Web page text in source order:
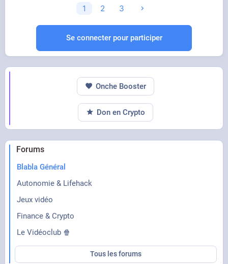
1 2 3
Se connecter pour participer
Forums
Blabla Général
Autonomie & Lifehack
Jeux vidéo
Finance & Crypto
Le Vidéoclub 🍿
Tous les forums
Onche Booster
Don en Crypto